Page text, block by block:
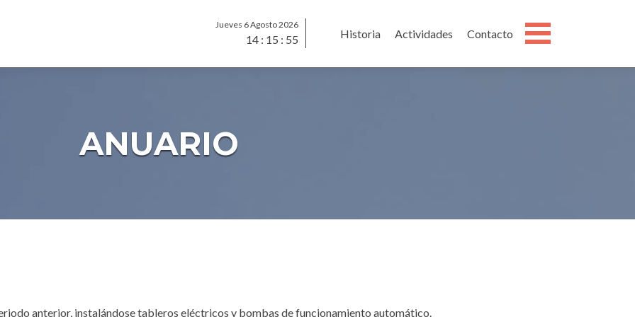
Historia Actividades Contacto
Jueves 6 Agosto 2026
14 : 15 : 56
ANUARIO
anterior, instalándose tableros eléctricos y bombas de funcionamiento automático.